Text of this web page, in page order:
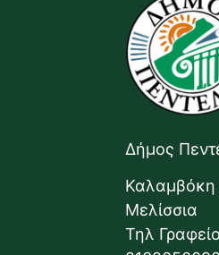
Δήμος
Καλαμβόκη
Μελίσσια
Τηλ